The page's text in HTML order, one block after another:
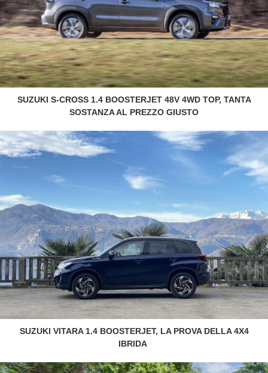
SUZUKI S-CROSS 1.4 BOOSTERJET 48V 4WD TOP, TANTA
SOSTANZA AL PREZZO GIUSTO
SUZUKI VITARA 1.4 BOOSTERJET, LA PROVA DELLA 4X4
IBRIDA